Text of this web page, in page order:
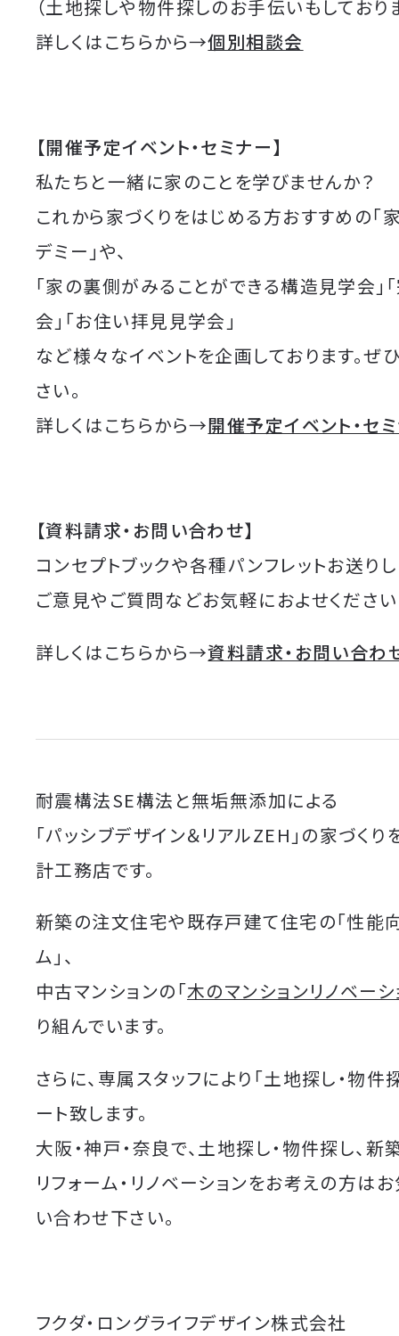
（土地探しや物件探しのお手伝いもしており
詳しくはこちらから→個別相談会
【開催予定イベント・セミナー】
私たちと一緒に家のことを学びませんか？
これから家づくりをはじめる方おすすめの「
デミー」や、
「家の裏側がみることができる構造見学会」
会」「お住い拝見見学会」
など様々なイベントを企画しております。ぜ
さい。
詳しくはこちらから→開催予定イベント・セ
【資料請求・お問い合わせ】
コンセプトブックや各種パンフレットお送りし
ご意見やご質問などお気軽におよせください
詳しくはこちらから→資料請求・お問い合わ
耐震構法SE構法と無垢無添加による
「パッシブデザイン＆リアルZEH」の家づく
計工務店です。
新築の注文住宅や既存戸建て住宅の「性能
ム」、
中古マンションの「木のマンションリノベーシ
り組んでいます。
さらに、専属スタッフにより「土地探し・物件
ート致します。
大阪・神戸・奈良で、土地探し・物件探し、新
リフォーム・リノベーションをお考えの方は
い合わせ下さい。
フクダ・ロングライフデザイン株式会社